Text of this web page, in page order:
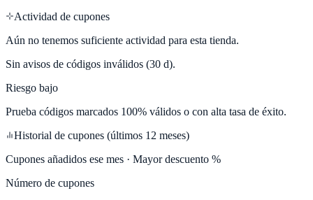
Actividad de cupones
Aún no tenemos suficiente actividad para esta tienda.
Sin avisos de códigos inválidos (30 d).
Riesgo bajo
Prueba códigos marcados 100% válidos o con alta tasa de éxito.
Historial de cupones (últimos 12 meses)
Cupones añadidos ese mes · Mayor descuento %
Número de cupones